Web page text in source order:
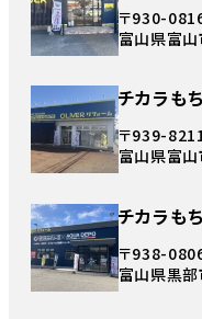
〒930-
富山県富
チカラも
〒939-
富山県富
チカラも
〒938-
富山県黒